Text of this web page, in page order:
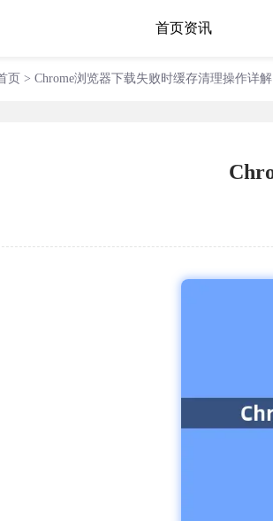
首页资讯
页 > Chrome浏览器下载失败时缓存清理操作详解